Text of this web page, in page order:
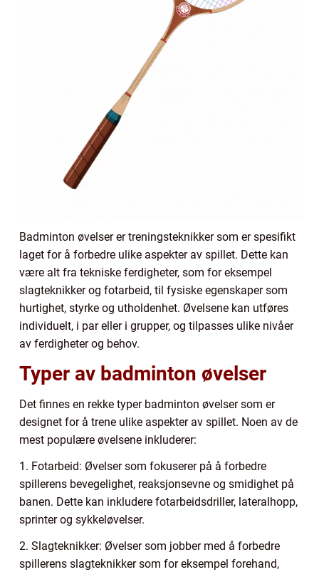
Badminton øvelser er treningsteknikker som er spesifikt
laget for å forbedre ulike aspekter av spillet. Dette kan
være alt fra tekniske ferdigheter, som for eksempel
slagteknikker og fotarbeid, til fysiske egenskaper som
hurtighet, styrke og utholdenhet. Øvelsene kan utføres
individuelt, i par eller i grupper, og tilpasses ulike nivåer
av ferdigheter og behov.
Typer av badminton øvelser
Det finnes en rekke typer badminton øvelser som er
designet for å trene ulike aspekter av spillet. Noen av de
mest populære øvelsene inkluderer:
1. Fotarbeid: Øvelser som fokuserer på å forbedre
spillerens bevegelighet, reaksjonsevne og smidighet på
banen. Dette kan inkludere fotarbeidsdriller, lateralhopp,
sprinter og sykkeløvelser.
2. Slagteknikker: Øvelser som jobber med å forbedre
spillerens slagteknikker som for eksempel forehand,